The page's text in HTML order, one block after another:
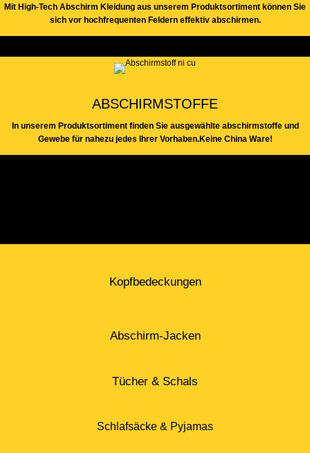
Mit High-Tech Abschirm Kleidung aus unserem Produktsortiment können Sie
sich vor hochfrequenten Feldern effektiv abschirmen.
ABSCHIRMSTOFFE
In unserem Produktsortiment finden Sie ausgewählte abschirmstoffe und
Gewebe für nahezu jedes Ihrer Vorhaben.Keine China Ware!
Kopfbedeckungen
Abschirm-Jacken
Tücher & Schals
Schlafsäcke & Pyjamas